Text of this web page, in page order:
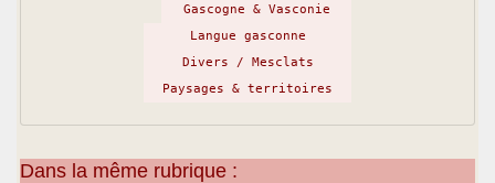
Gascogne & Vasconie
Langue gasconne
Divers / Mesclats
Paysages & territoires
Dans la même rubrique :